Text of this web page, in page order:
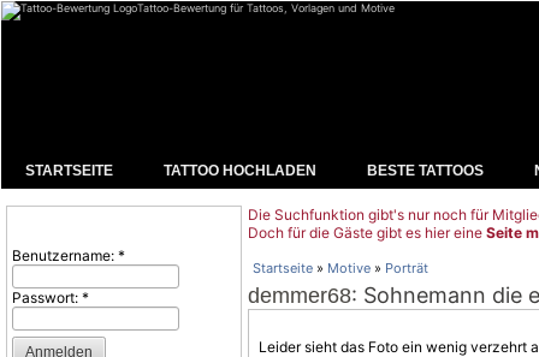
Tattoo-Bewertung für Tattoos, Vorlagen und Motive
STARTSEITE TATTOO HOCHLADEN BESTE TATTOOS
Benutzername: *
Passwort: *
Die Suchfunktion gibt's nur noch für
Doch für die Gäste gibt es hier eine Seite
Startseite » Motive » Porträt
demmer68: Sohnemann die
Leider sieht das Foto ein wenig verzehrt